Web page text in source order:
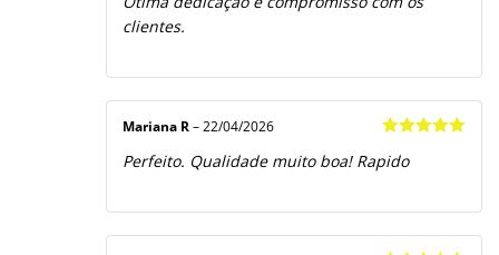
de 5
clientes.
de 5
Mariana R – 22/04/2026
Perfeito. Qualidade muito boa! Rapido